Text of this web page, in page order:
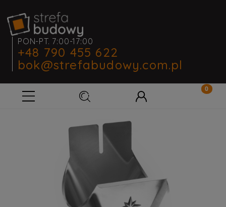
PON-PT. 7:00-17:00
+48 790 455 622
bok@strefabudowy.com.pl